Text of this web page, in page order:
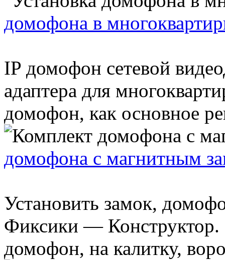
домофона в
IP домофон сетевой
адаптера для
домофон, как основное
домофона с магнитным
Установить замок,
Фиксики — Конструктор.
домофон, на калитку,